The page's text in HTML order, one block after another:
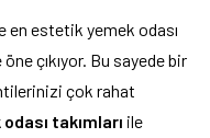
en estetik yemek odası
çıkıyor. Bu sayede bir
çok rahat
takımları ile